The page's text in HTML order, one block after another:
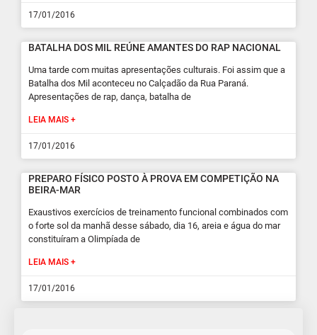
17/01/2016
BATALHA DOS MIL REÚNE AMANTES DO RAP NACIONAL
Uma tarde com muitas apresentações culturais. Foi assim que a
Batalha dos Mil aconteceu no Calçadão da Rua Paraná.
Apresentações de rap, dança, batalha de
LEIA MAIS +
17/01/2016
PREPARO FÍSICO POSTO À PROVA EM COMPETIÇÃO NA
BEIRA-MAR
Exaustivos exercícios de treinamento funcional combinados com
o forte sol da manhã desse sábado, dia 16, areia e água do mar
constituíram a Olimpíada de
LEIA MAIS +
17/01/2016